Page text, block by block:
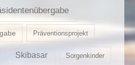
Präventionsprojekt
Skibasar Sorgenkinder